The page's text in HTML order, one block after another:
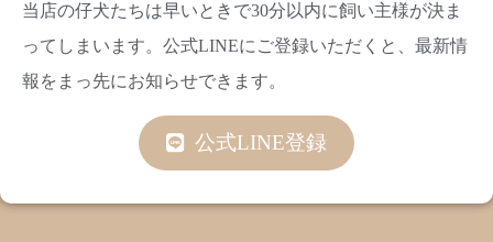
当店の仔犬たちは早いときで30分以内に飼い主様が決ま
ってしまいます。公式LINEにご登録いただくと、最新情
報をまっ先にお知らせできます。
公式LINE登録